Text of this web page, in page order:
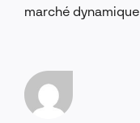
marché dynamique.